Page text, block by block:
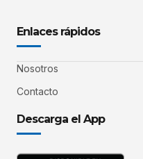
Enlaces rápidos
Nosotros
Contacto
Descarga el App